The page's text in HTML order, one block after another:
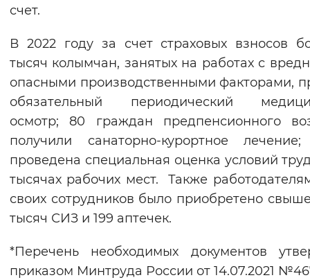
счет.
В 2022 году за счет страховых взносов
тысяч колымчан, занятых на работах с
опасными производственными факторами,
обязательный периодический
осмотр; 80 граждан предпенсионного
получили санаторно-курортное
проведена специальная оценка условий
тысячах рабочих мест. Также
своих сотрудников было приобретено
тысяч СИЗ и 199 аптечек.
*Перечень необходимых документов
приказом Минтруда России от 14.07.2021